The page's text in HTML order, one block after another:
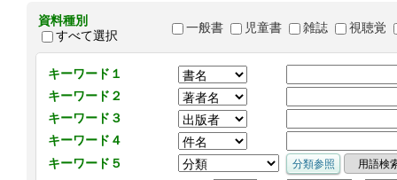
資料種別
すべて選択
一般書 児童書 雑誌 視聴覚
キーワード１
キーワード２
キーワード３
キーワード４
キーワード５